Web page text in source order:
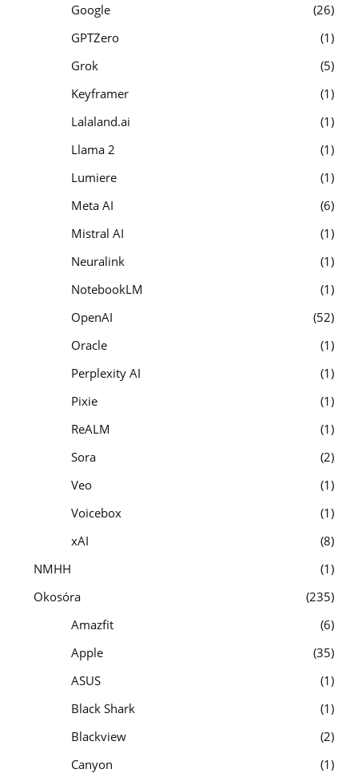
Google
26
GPTZero
1
Grok
5
Keyframer
1
Lalaland.ai
1
Llama 2
1
Lumiere
1
Meta AI
6
Mistral AI
1
Neuralink
1
NotebookLM
1
OpenAI
52
Oracle
1
Perplexity AI
1
Pixie
1
ReALM
1
Sora
2
Veo
1
Voicebox
1
xAI
8
NMHH
1
Okosóra
235
Amazfit
6
Apple
35
ASUS
1
Black Shark
1
Blackview
2
Canyon
1